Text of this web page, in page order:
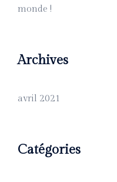
monde !
Archives
avril 2021
Catégories